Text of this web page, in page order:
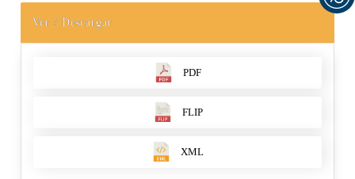
Ver / Descargar
PDF
FLIP
XML